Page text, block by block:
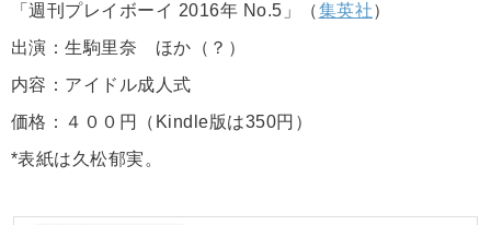
「週刊プレイボーイ 2016年 No.5」（集英社）
出演：生駒里奈 ほか（？）
内容：アイドル成人式
価格：４００円（Kindle版は350円）
*表紙は久松郁実。